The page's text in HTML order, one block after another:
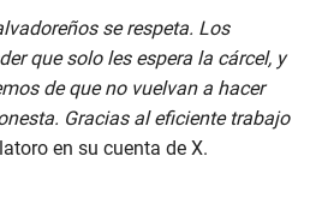
se respeta. Los
que solo les espera la cárcel, y
de que no vuelvan a hacer
Gracias al eficiente trabajo
en su cuenta de X.